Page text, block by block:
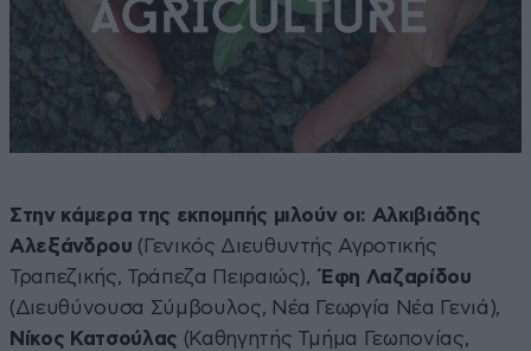
Στην κάμερα της εκπομπής μιλούν οι: Αλκιβιάδης
Αλεξάνδρου (Γενικός Διευθυντής Αγροτικής
Τραπεζικής, Τράπεζα Πειραιώς), Έφη Λαζαρίδου
(Διευθύνουσα Σύμβουλος, Νέα Γεωργία Νέα Γενιά),
Νίκος Κατσούλας (Καθηγητής Τμήμα Γεωπονίας,